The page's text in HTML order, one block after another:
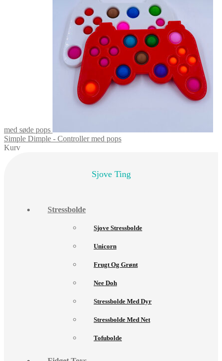
med søde pops
Simple Dimple - Controller med pops
Kurv
Sjove Ting
Stressbolde
Sjove Stressbolde
Unicorn
Frugt Og Grønt
Nee Doh
Stressbolde Med Dyr
Stressbolde Med Net
Tofubolde